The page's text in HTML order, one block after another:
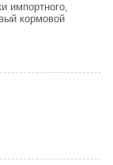
импортного,
кормовой